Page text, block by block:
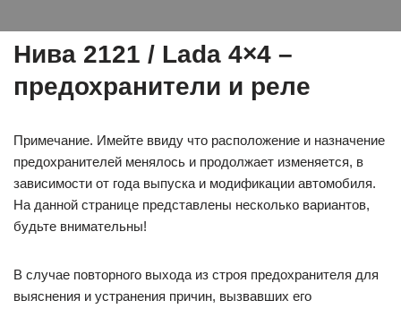
Нива 2121 / Lada 4×4 –
предохранители и реле
Примечание. Имейте ввиду что расположение и назначение
предохранителей менялось и продолжает изменяется, в
зависимости от года выпуска и модификации автомобиля.
На данной странице представлены несколько вариантов,
будьте внимательны!
В случае повторного выхода из строя предохранителя для
выяснения и устранения причин, вызвавших его